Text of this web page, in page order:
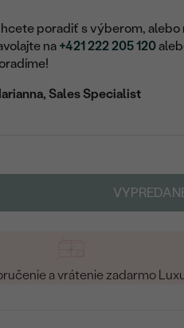
poradiť s výberom, alebo
na +421 222 205 120
Sales Specialist
a vrátenie zadarmo